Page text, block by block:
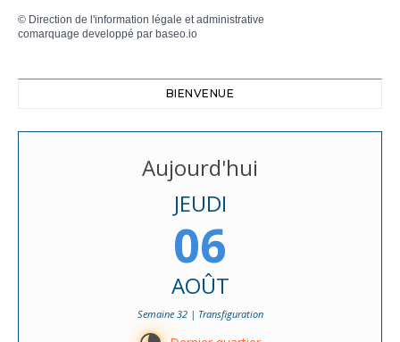
© Direction de l'information légale et administrative
comarquage developpé par baseo.io
BIENVENUE
Aujourd'hui
JEUDI
06
AOÛT
Semaine 32 | Transfiguration